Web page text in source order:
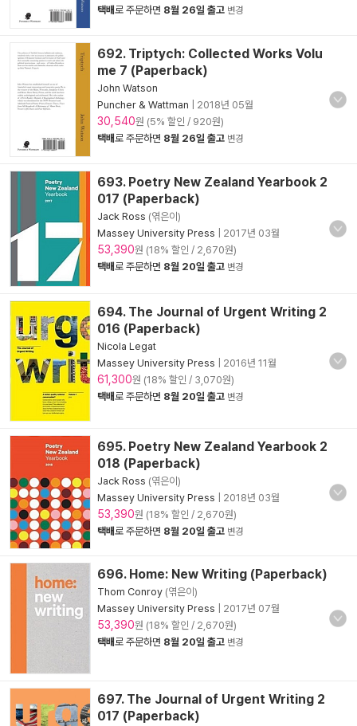
택배로 주문하면 8월 26일 출고 변경
692. Triptych: Collected Works Volu
me 7 (Paperback)
John Watson
Puncher & Wattman
2018년 05월
30,540원 (5% 할인 / 920원)
택배로 주문하면 8월 26일 출고 변경
693. Poetry New Zealand Yearbook 2
017 (Paperback)
Jack Ross (엮은이)
Massey University Press
2017년 03월
53,390원 (18% 할인 / 2,670원)
택배로 주문하면 8월 20일 출고 변경
694. The Journal of Urgent Writing 2
016 (Paperback)
Nicola Legat
Massey University Press
2016년 11월
61,300원 (18% 할인 / 3,070원)
택배로 주문하면 8월 20일 출고 변경
695. Poetry New Zealand Yearbook 2
018 (Paperback)
Jack Ross (엮은이)
Massey University Press
2018년 03월
53,390원 (18% 할인 / 2,670원)
택배로 주문하면 8월 20일 출고 변경
696. Home: New Writing (Paperback)
Thom Conroy (엮은이)
Massey University Press
2017년 07월
53,390원 (18% 할인 / 2,670원)
택배로 주문하면 8월 20일 출고 변경
697. The Journal of Urgent Writing 2
017 (Paperback)